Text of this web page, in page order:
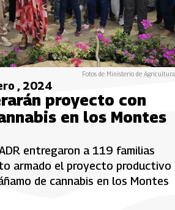
Fotos de Ministerio de Agricultura
, 2024
proyecto con
en los Montes
entregaron a 119 familias
armado el proyecto productivo
de cannabis en los Montes